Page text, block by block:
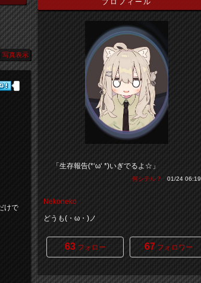
写真表示
けで
プロフィール
「生存報告(*‘ω‘ *)いぎでるよ☆」
何シテル？ 01/24 06:19
Nekoneko
どうも(・ω・)ノ
63フォロー 67 フォロワー